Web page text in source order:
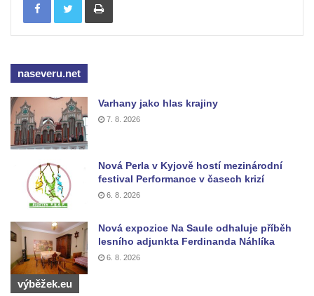
Křížová cesta Římov – VI. kaple – Olivetská
duše
Křížová cesta Římov – III. kaple – Stádní
brána
večeře Páně
Křížová cesta Římov – I. kaple – Loučení
Márnice na hřbitově v Římově
Kaple v Horním Třeboníně
Kaple Panny Marie v Horním Třeboníně
naseveru.net
Varhany jako hlas krajiny
7. 8. 2026
Nová Perla v Kyjově hostí mezinárodní
festival Performance v časech krizí
6. 8. 2026
Nová expozice Na Saule odhaluje příběh
lesního adjunkta Ferdinanda Náhlíka
6. 8. 2026
výběžek.eu